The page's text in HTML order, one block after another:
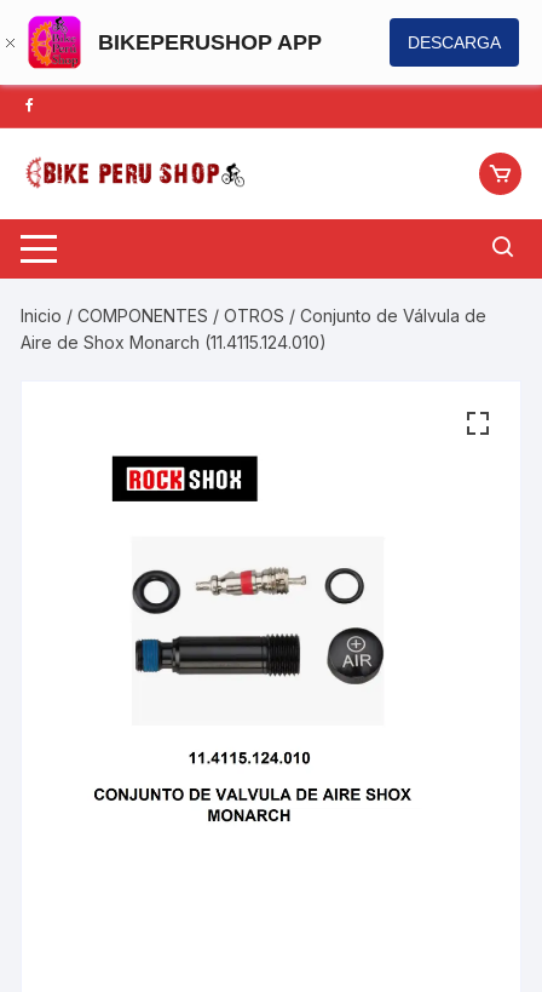
BIKEPERUSHOP APP DESCARGA
Saltar
al
contenido
Inicio /COMPONENTES /OTROS / Conjunto de Válvula de
Aire de Shox Monarch (11.4115.124.010)